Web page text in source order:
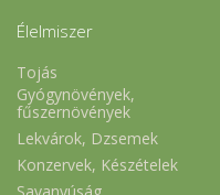
Élelmiszer
Tojás
Gyógynövények,
fűszernövények
Lekvárok, Dzsemek
Konzervek, Készételek